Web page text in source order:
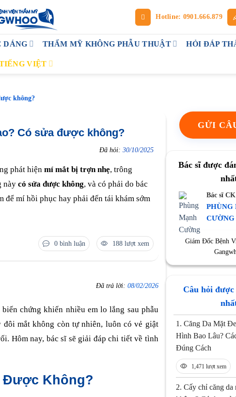
Hotline: 0901.666.879
DÁNG THẨM MỸ KHÔNG PHẪU THUẬT HỎI ĐÁP
VIỆT
không?
Có sửa được không?
Đã hỏi: 30/10/2025
phát hiện mí mắt bị trợn nhẹ, trông
này có sửa được không, và có phải do bác
để mí hồi phục hay phải đến tái khám sớm
0 bình luận 188 lượt xem
Đã trả lời: 08/02/2026
chứng khiến nhiều em lo lắng sau phẫu
mắt không còn tự nhiên, luôn có vẻ giật
Hôm nay, bác sĩ sẽ giải đáp chi tiết về tình
Được Không?
GỬI
Bác sĩ được
Bác sĩ
PHÙNG
CƯỜNG
Giám Đốc Bệnh
Câu hỏi được
1. Căng Da Mặt
Hình Bao Lâu?
Đúng Cách
1,471 lượt xem
2. Cấy chỉ căng da